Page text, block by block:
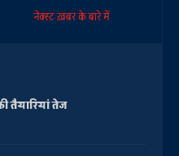
नेक्स्ट ख़बर के बारे में
तैयारियां तेज